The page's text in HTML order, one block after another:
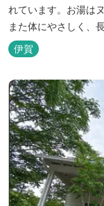
れています。お湯は
また体にやさしく、長湯をし
ートキャンプ場、デ
限定）、こんにゃく
ンプやディキャンプ...
伊賀